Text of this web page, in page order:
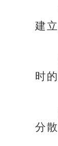
中
建立
例
时
不
分